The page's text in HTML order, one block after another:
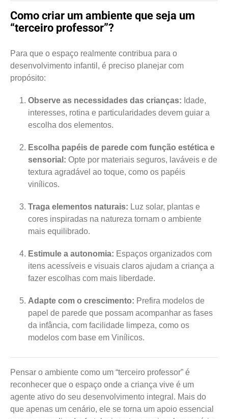
Como criar um ambiente que seja um
“terceiro professor”?
Para que o espaço realmente contribua para o
desenvolvimento infantil, é preciso planejar com
propósito:
Observe as necessidades das crianças: Idade,
interesses, rotina e particularidades devem guiar a
escolha dos elementos.
Escolha papéis de parede com função estética e
sensorial: Opte por materiais seguros, laváveis e de
textura agradável ao toque, como os papéis
vinílicos.
Traga elementos naturais: Luz solar, plantas e
cores inspiradas na natureza tornam o ambiente
mais equilibrado.
Estimule a autonomia: Espaços organizados com
itens acessíveis e visuais claros ajudam a criança a
fazer escolhas com mais liberdade.
Adapte com o crescimento: Prefira modelos de
papel de parede que possam acompanhar as fases
da infância, com facilidade limpeza, como os
modelos com base em Vinílicos.
Pensar o ambiente como um “terceiro professor” é
reconhecer que o espaço onde a criança vive é um
agente ativo do seu desenvolvimento integral. Mais do
que apenas um cenário, ele se torna um apoio essencial